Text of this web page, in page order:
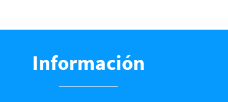
Información